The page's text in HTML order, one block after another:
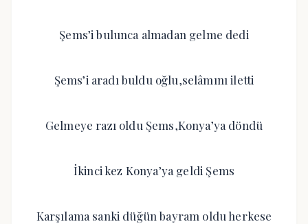
Şems’i bulunca almadan gelme dedi
Şems’i aradı buldu oğlu,selâmını iletti
Gelmeye razı oldu Şems,Konya’ya döndü
İkinci kez Konya’ya geldi Şems
Karşılama sanki düğün bayram oldu herkese